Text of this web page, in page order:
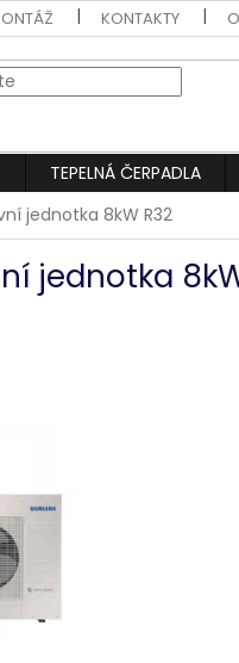
KONTAKTY
TEPELNÁ ČERPADLA
jednotka 8kW R32
jednotka